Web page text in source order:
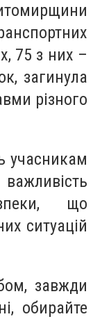
75 з них –
загинула
різного
учасникам
що
ситуацій
завжди
обирайте